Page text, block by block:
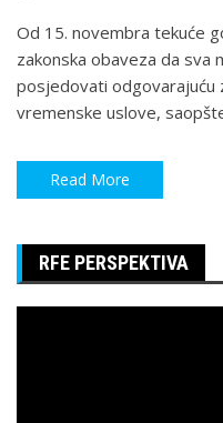
Od 15. novembra tekuće
zakonska obaveza da sva
posjedovati odgovarajuću
vremenske uslove,
Read More
RFE PERSPEKTIVA